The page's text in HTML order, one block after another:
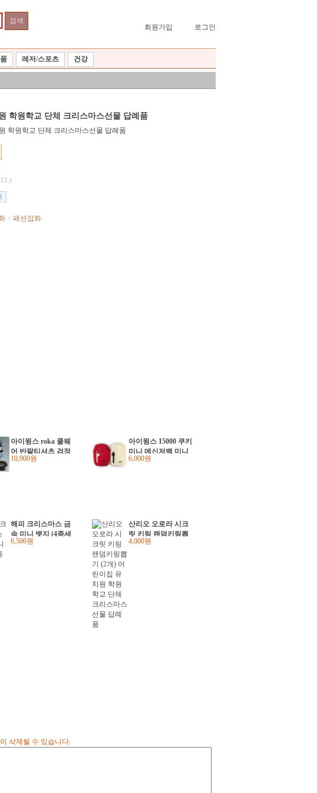
회원가입 로그인
레저/스포츠 건강
학원학교 단체 크리스마스선물 답례품
> 패션잡화
아이윙스 roka 쿨웨
어 반팔티셔츠 검정
초경량 스판 육군 군
10,900원
아이윙스 15000 쿠키
미니 메신저백 미니
백 라이딩 크로스백
6,000원
해피 크리스마스 금
속 미니 뱃지 (4종세
트)
6,500원
산리오 오로라 시크
릿 키링 랜덤키링뽑
기 (2개) 어린이집 유
4,000원
삭제될 수 있습니다.